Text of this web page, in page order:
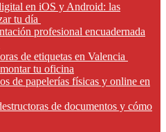
en iOS y Android: las
tu día
profesional encuadernada
de etiquetas en Valencia
tu oficina
de papelerías físicas y online en
de documentos y cómo